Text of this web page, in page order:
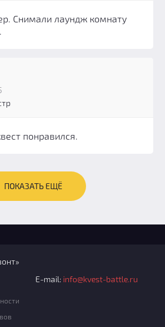
Снимали лаундж комнату
понравился.
ПОКАЗАТЬ ЕЩЁ
E-mail: info@kvest-battle.ru